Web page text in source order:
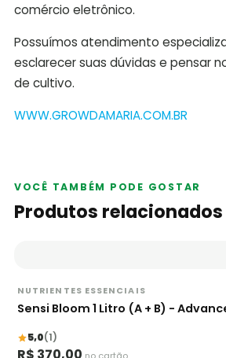
comércio eletrônico.
Possuímos atendimento
esclarecer suas dúvidas e pensar
de cultivo.
WWW.GROWDAMARIA.COM.BR
VOCÊ TAMBÉM PODE GOSTAR
Produtos relacionados
NUTRIENTES ESSENCIAIS
Sensi Bloom 1 Litro (A + B) -
5,0(1)